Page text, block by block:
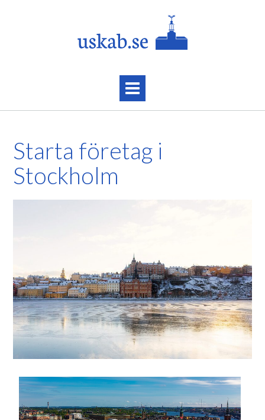
Starta företag i
Stockholm